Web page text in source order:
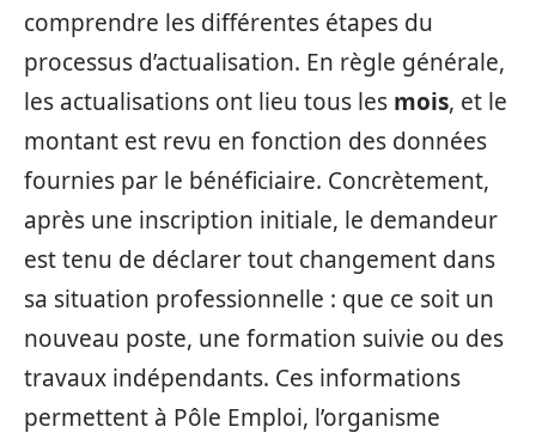
comprendre les différentes étapes du
processus d’actualisation. En règle générale,
les actualisations ont lieu tous les mois, et le
montant est revu en fonction des données
fournies par le bénéficiaire. Concrètement,
après une inscription initiale, le demandeur
est tenu de déclarer tout changement dans
sa situation professionnelle : que ce soit un
nouveau poste, une formation suivie ou des
travaux indépendants. Ces informations
permettent à Pôle Emploi, l’organisme